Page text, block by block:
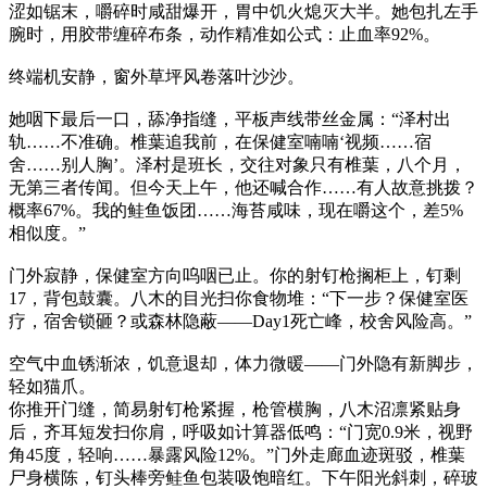
涩如锯末，嚼碎时咸甜爆开，胃中饥火熄灭大半。她包扎左手
腕时，用胶带缠碎布条，动作精准如公式：止血率92%。
终端机安静，窗外草坪风卷落叶沙沙。
她咽下最后一口，舔净指缝，平板声线带丝金属：“泽村出
轨……不准确。椎葉追我前，在保健室喃喃‘视频……宿
舍……别人胸’。泽村是班长，交往对象只有椎葉，八个月，
无第三者传闻。但今天上午，他还喊合作……有人故意挑拨？
概率67%。我的鲑鱼饭团……海苔咸味，现在嚼这个，差5%
相似度。”
门外寂静，保健室方向呜咽已止。你的射钉枪搁柜上，钉剩
17，背包鼓囊。八木的目光扫你食物堆：“下一步？保健室医
疗，宿舍锁砸？或森林隐蔽——Day1死亡峰，校舍风险高。”
空气中血锈渐浓，饥意退却，体力微暖——门外隐有新脚步，
轻如猫爪。
你推开门缝，简易射钉枪紧握，枪管横胸，八木沼凛紧贴身
后，齐耳短发扫你肩，呼吸如计算器低鸣：“门宽0.9米，视野
角45度，轻响……暴露风险12%。”门外走廊血迹斑驳，椎葉
尸身横陈，钉头棒旁鲑鱼包装吸饱暗红。下午阳光斜刺，碎玻